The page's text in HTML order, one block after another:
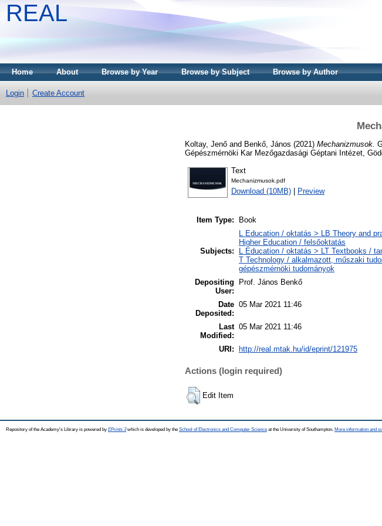
REAL
Home About Browse by Year Browse by Subject Browse by Author
Login Create Account
Koltay, Jenő and Benkő, János (2021) Mechanizmusok.
Gépészmérnöki Kar Mezőgazdasági Géptani Intézet,
Text
Mechanizmusok.pdf
Download (10MB) Preview
Item Type: Book
Subjects:
L Education / oktatás > LB Theory and
Higher Education / felsőoktatás
L Education / oktatás > LT Textbooks /
T Technology / alkalmazott, műszaki
gépészmérnöki tudományok
Depositing
User:
Prof. János Benkő
Date
Deposited:
05 Mar 2021 11:46
Last
Modified:
05 Mar 2021 11:46
URI: http://real.mtak.hu/id/eprint/121975
Actions (login required)
Edit Item
Repository of the Academy's Library is powered by EPrints 3which is developed by the School of Electronics and Computer Science at the University of Southampton. More information and